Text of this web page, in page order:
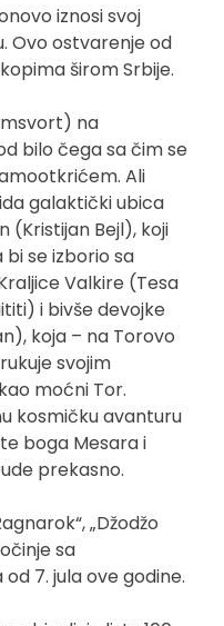
iznosi svoj
Ovo ostvarenje od
širom Srbije.
na
bilo čega sa čim se
Ali
galaktički ubica
(Kristijan Bejl), koji
se izborio sa
Valkire (Tesa
i bivše devojke
koja – na Torovo
svojim
moćni Tor.
kosmičku avanturu
boga Mesara i
prekasno.
„Džodžo
sa
7. jula ove godine.